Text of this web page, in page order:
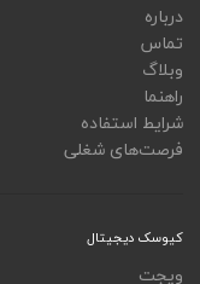
درباره
تماس
وبلاگ
راهنما
شرایط استفاده
فرصت‌های شغلی
کیوسک دیجیتال
ویجت